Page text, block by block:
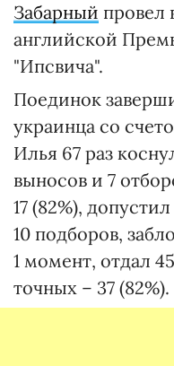
Забарный провел
английской
"Ипсвича".
Поединок
украинца со
Илья 67 раз
выносов и 7
17 (82%),
10 подборов,
1 момент, отдал
точных – 37 (82%).